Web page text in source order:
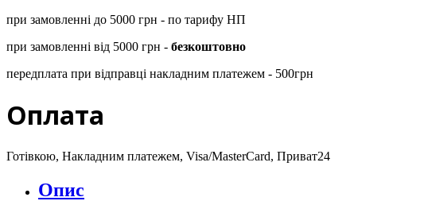
при замовленні до 5000 грн - по тарифу НП
при замовленні від 5000 грн - безкоштовно
передплата при відправці накладним платежем - 500грн
Оплата
Готівкою, Накладним платежем, Visa/MasterCard, Приват24
Опис